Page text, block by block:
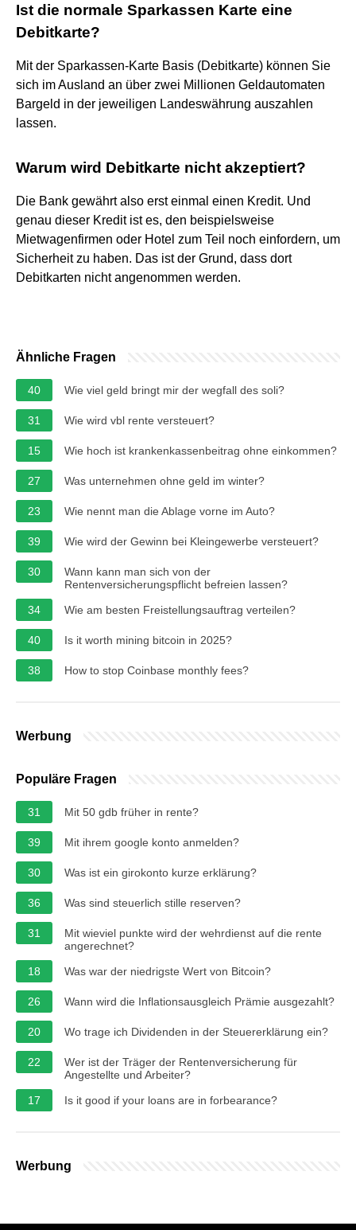
Ist die normale Sparkassen Karte eine
Debitkarte?
Mit der Sparkassen-Karte Basis (Debitkarte) können Sie
sich im Ausland an über zwei Millionen Geldautomaten
Bargeld in der jeweiligen Landeswährung auszahlen
lassen.
Warum wird Debitkarte nicht akzeptiert?
Die Bank gewährt also erst einmal einen Kredit. Und
genau dieser Kredit ist es, den beispielsweise
Mietwagenfirmen oder Hotel zum Teil noch einfordern, um
Sicherheit zu haben. Das ist der Grund, dass dort
Debitkarten nicht angenommen werden.
Ähnliche Fragen
40 Wie viel geld bringt mir der wegfall des soli?
31 Wie wird vbl rente versteuert?
15 Wie hoch ist krankenkassenbeitrag ohne einkommen?
27 Was unternehmen ohne geld im winter?
23 Wie nennt man die Ablage vorne im Auto?
39 Wie wird der Gewinn bei Kleingewerbe versteuert?
30
Wann kann man sich von der
Rentenversicherungspflicht befreien lassen?
34
Wie am besten Freistellungsauftrag verteilen?
40 Is it worth mining bitcoin in 2025?
38 How to stop Coinbase monthly fees?
Werbung
Populäre Fragen
31 Mit 50 gdb früher in rente?
39 Mit ihrem google konto anmelden?
30 Was ist ein girokonto kurze erklärung?
36 Was sind steuerlich stille reserven?
31
Mit wieviel punkte wird der wehrdienst auf die rente
angerechnet?
18
Was war der niedrigste Wert von Bitcoin?
26 Wann wird die Inflationsausgleich Prämie ausgezahlt?
20 Wo trage ich Dividenden in der Steuererklärung ein?
22
Wer ist der Träger der Rentenversicherung für
Angestellte und Arbeiter?
17
Is it good if your loans are in forbearance?
Werbung